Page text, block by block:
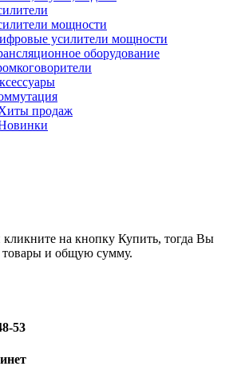
мощности
усилители мощности
оборудование
продаж
на кнопку Купить, тогда Вы
товары и общую сумму.
53